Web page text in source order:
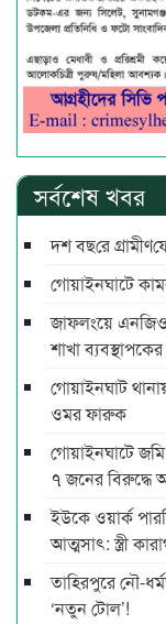
সর্বশেষ খবর
দশ বছ‌রে
গোয়াইনঘাটে
জাফলংয়ে
শাখা
গোয়াইনঘাট
ওমর ফারুক
গোয়াইনঘাটে
৭ জনের বিরুদ্ধে
ইউকে ওয়ার্ক
আত্মসাৎ: স্ত্রী
তাহিরপুরে নৌ-
‘নতুন টোল’!